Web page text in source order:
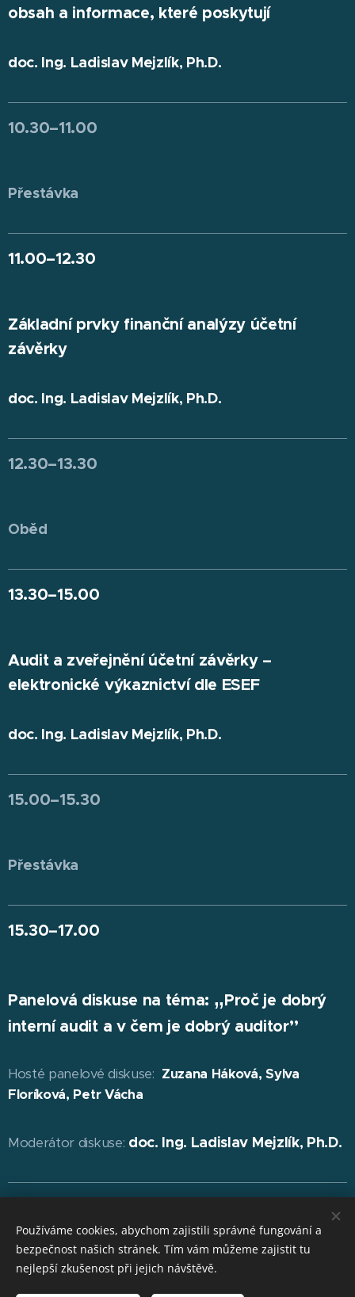
obsah a informace, které poskytují
doc. Ing. Ladislav Mejzlík, Ph.D.
10.30–11.00
Přestávka
11.00–12.30
Základní prvky finanční analýzy účetní
závěrky
doc. Ing. Ladislav Mejzlík, Ph.D.
12.30–13.30
Oběd
13.30–15.00
Audit a zveřejnění účetní závěrky –
elektronické výkaznictví dle ESEF
doc. Ing. Ladislav Mejzlík, Ph.D.
15.00–15.30
Přestávka
15.30–17.00
Panelová diskuse na téma: ‚‚Proč je dobrý
interní audit a v čem je dobrý auditor’’
Hosté panelové diskuse: Zuzana Háková, Sylva
Floríková, Petr Vácha
Moderátor diskuse: doc. Ing. Ladislav Mejzlík, Ph.D.
mezinárodní licence IES / ICI.
Používáme cookies, abychom zajistili správné fungování a
bezpečnost našich stránek. Tím vám můžeme zajistit tu
nejlepší zkušenost při jejich návštěvě.